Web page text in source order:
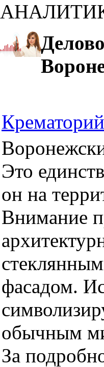
Это
он на
Внимание
фасадом.
обычным
За